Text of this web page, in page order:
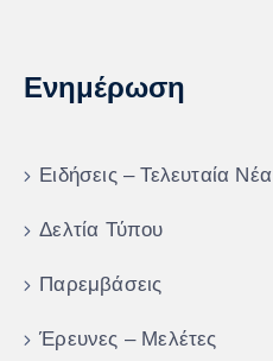
Ενημέρωση
Ειδήσεις – Τελευταία Νέα
Δελτία Τύπου
Παρεμβάσεις
Έρευνες – Μελέτες